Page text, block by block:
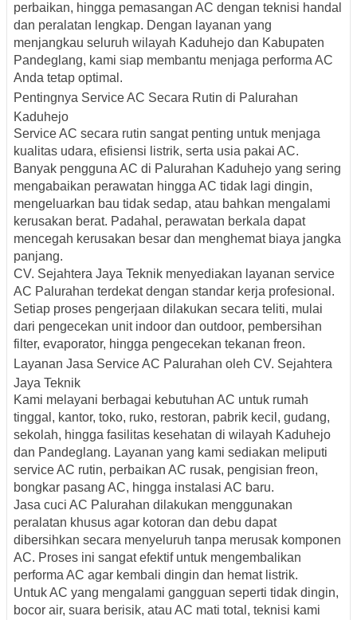
perbaikan, hingga pemasangan AC dengan teknisi handal
dan peralatan lengkap. Dengan layanan yang
menjangkau seluruh wilayah Kaduhejo dan Kabupaten
Pandeglang, kami siap membantu menjaga performa AC
Anda tetap optimal.
Pentingnya Service AC Secara Rutin di Palurahan
Kaduhejo
Service AC secara rutin sangat penting untuk menjaga
kualitas udara, efisiensi listrik, serta usia pakai AC.
Banyak pengguna AC di Palurahan Kaduhejo yang sering
mengabaikan perawatan hingga AC tidak lagi dingin,
mengeluarkan bau tidak sedap, atau bahkan mengalami
kerusakan berat. Padahal, perawatan berkala dapat
mencegah kerusakan besar dan menghemat biaya jangka
panjang.
CV. Sejahtera Jaya Teknik menyediakan layanan service
AC Palurahan terdekat dengan standar kerja profesional.
Setiap proses pengerjaan dilakukan secara teliti, mulai
dari pengecekan unit indoor dan outdoor, pembersihan
filter, evaporator, hingga pengecekan tekanan freon.
Layanan Jasa Service AC Palurahan oleh CV. Sejahtera
Jaya Teknik
Kami melayani berbagai kebutuhan AC untuk rumah
tinggal, kantor, toko, ruko, restoran, pabrik kecil, gudang,
sekolah, hingga fasilitas kesehatan di wilayah Kaduhejo
dan Pandeglang. Layanan yang kami sediakan meliputi
service AC rutin, perbaikan AC rusak, pengisian freon,
bongkar pasang AC, hingga instalasi AC baru.
Jasa cuci AC Palurahan dilakukan menggunakan
peralatan khusus agar kotoran dan debu dapat
dibersihkan secara menyeluruh tanpa merusak komponen
AC. Proses ini sangat efektif untuk mengembalikan
performa AC agar kembali dingin dan hemat listrik.
Untuk AC yang mengalami gangguan seperti tidak dingin,
bocor air, suara berisik, atau AC mati total, teknisi kami